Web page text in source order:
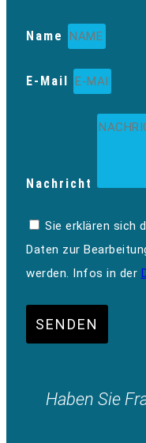
Name
E-Mail
Nachricht
Sie erklären sich
Daten zur
werden. Infos in der
SENDEN
Haben Sie